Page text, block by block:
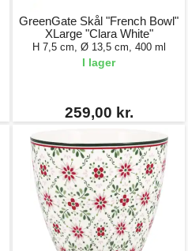
GreenGate Skål "French Bowl"
XLarge "Clara White"
H 7,5 cm, Ø 13,5 cm, 400 ml
I lager
259,00 kr.